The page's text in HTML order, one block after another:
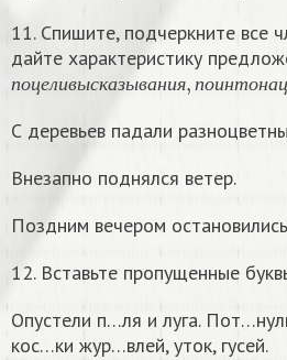
11. Спишите, подчеркните все
дайте характеристику
п о ц ел и в ыс ка з ыв а н ия п о инт она ц
поц ел ивысказывания, поинтона
С деревьев падали
Внезапно поднялся ветер.
Поздним вечером
12. Вставьте пропущенные
Опустели п…ля и луга.
кос…ки жур…влей, уток, гусей.